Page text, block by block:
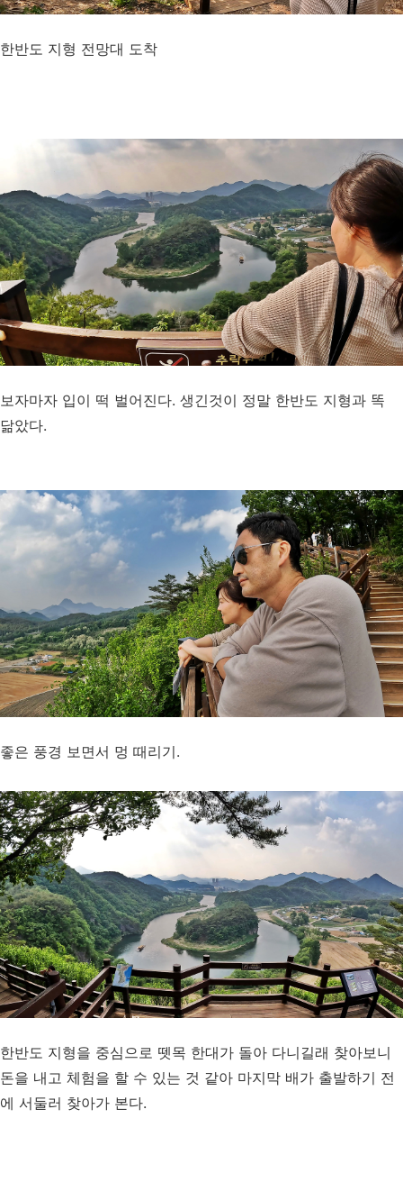
한반도 지형 전망대 도착
보자마자 입이 떡 벌어진다. 생긴것이 정말 한반도 지형과 똑
닮았다.
좋은 풍경 보면서 멍 때리기.
한반도 지형을 중심으로 뗏목 한대가 돌아 다니길래 찾아보니
돈을 내고 체험을 할 수 있는 것 같아 마지막 배가 출발하기 전
에 서둘러 찾아가 본다.